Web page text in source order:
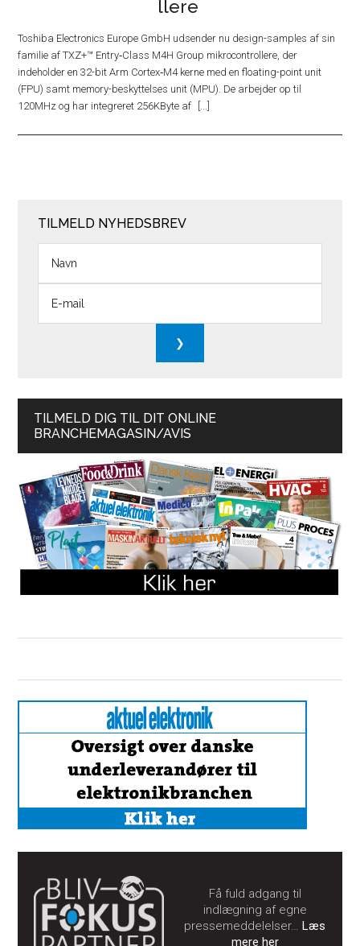
llere
Toshiba Electronics Europe GmbH udsender nu design-samples af sin
familie af TXZ+™ Entry‑Class M4H Group mikrocontrollere, der
indeholder en 32-bit Arm Cortex‑M4 kerne med en floating-point unit
(FPU) samt memory-beskyttelses unit (MPU). De arbejder op til
120MHz og har integreret 256KByte af
TILMELD NYHEDSBREV
TILMELD DIG TIL DIT ONLINE
BRANCHEMAGASIN/AVIS
Få fuld adgang til
indlægning af egne
pressemeddelelser…Læs
mere her